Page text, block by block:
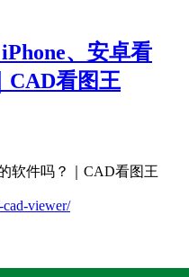
、安卓看
CAD看图王
软件吗？｜CAD看图王
viewer/